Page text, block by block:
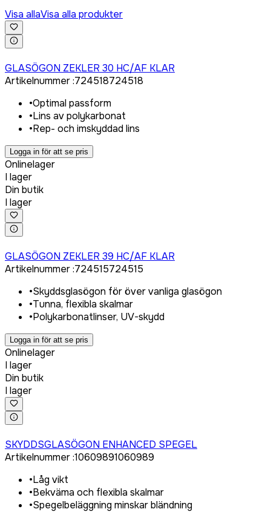
Visa allaVisa alla produkter
GLASÖGON ZEKLER 30 HC/AF KLAR
Artikelnummer:724518724518
•Optimal passform
•Lins av polykarbonat
•Rep- och imskyddad lins
Logga in för att se pris
Onlinelager
I lager
Din butik
I lager
GLASÖGON ZEKLER 39 HC/AF KLAR
Artikelnummer:724515724515
•Skyddsglasögon för över vanliga glasögon
•Tunna, flexibla skalmar
•Polykarbonatlinser, UV-skydd
Logga in för att se pris
Onlinelager
I lager
Din butik
I lager
SKYDDSGLASÖGON ENHANCED SPEGEL
Artikelnummer:10609891060989
•Låg vikt
•Bekväma och flexibla skalmar
•Spegelbeläggning minskar bländning